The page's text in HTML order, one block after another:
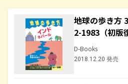
地球の歩き方
2-1983（初版
D-Books
2018.12.20 発売